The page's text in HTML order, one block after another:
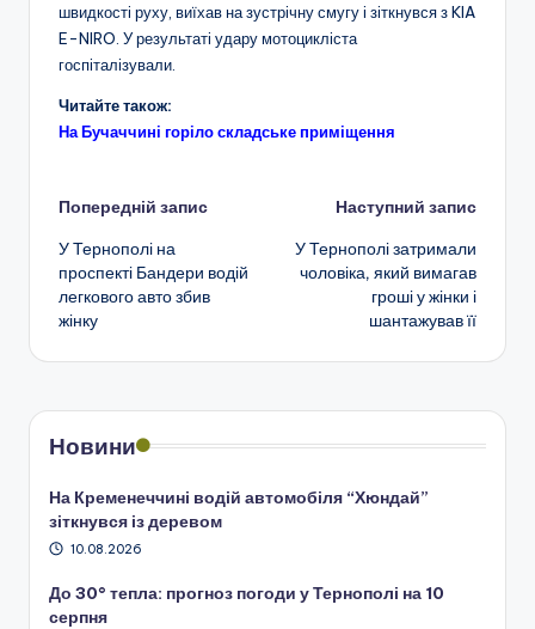
швидкості руху, виїхав на зустрічну смугу і зіткнувся з KIA
E-NIRO. У результаті удару мотоцикліста
госпіталізували.
Читайте також:
На Бучаччині горіло складське приміщення
Навігація
по
запису
Попередній запис
У Тернополі на
проспекті Бандери водій
легкового авто збив
жінку
Наступний запис
У Тернополі затримали
чоловіка, який вимагав
гроші у жінки і
шантажував її
Новини
На Кременеччині водій автомобіля “Хюндай”
зіткнувся із деревом
10.08.2026
До 30° тепла: прогноз погоди у Тернополі на 10
серпня